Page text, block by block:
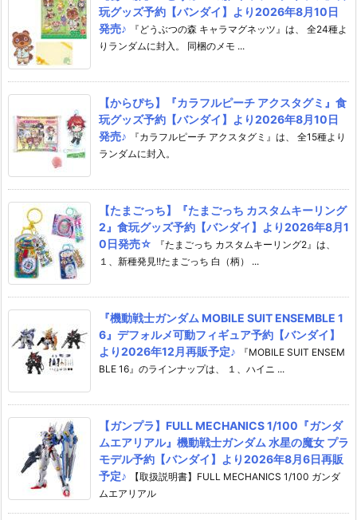
玩グッズ予約【バンダイ】より2026年8月10日
発売♪
『どうぶつの森 キャラマグネッツ』は、 全24種よ
りランダムに封入。 同梱のメモ ...
【からぴち】『カラフルピーチ アクスタグミ』食
玩グッズ予約【バンダイ】より2026年8月10日
発売♪
『カラフルピーチ アクスタグミ』は、 全15種より
ランダムに封入。
【たまごっち】『たまごっち カスタムキーリング
2』食玩グッズ予約【バンダイ】より2026年8月1
0日発売☆
『たまごっち カスタムキーリング2』は、
１、新種発見!!たまごっち 白（柄） ...
『機動戦士ガンダム MOBILE SUIT ENSEMBLE 1
6』デフォルメ可動フィギュア予約【バンダイ】
より2026年12月再販予定♪
『MOBILE SUIT ENSEM
BLE 16』のラインナップは、 １、ハイニ ...
【ガンプラ】FULL MECHANICS 1/100『ガンダ
ムエアリアル』機動戦士ガンダム 水星の魔女 プラ
モデル予約【バンダイ】より2026年8月6日再販
予定♪
【取扱説明書】FULL MECHANICS 1/100 ガンダ
ムエアリアル